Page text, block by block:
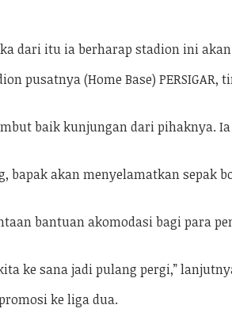
dari itu ia berharap stadion ini
pusatnya (Home Base)
baik kunjungan dari pihaknya.
bapak akan menyelamatkan sepak
bantuan akomodasi bagi para
ke sana jadi pulang pergi,”
ke liga dua.